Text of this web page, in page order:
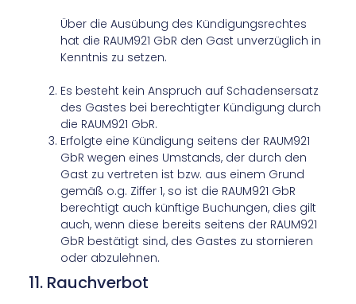
Über die Ausübung des Kündigungsrechtes
hat die RAUM921 GbR den Gast unverzüglich in
Kenntnis zu setzen.
Es besteht kein Anspruch auf Schadensersatz
des Gastes bei berechtigter Kündigung durch
die RAUM921 GbR.
Erfolgte eine Kündigung seitens der RAUM921
GbR wegen eines Umstands, der durch den
Gast zu vertreten ist bzw. aus einem Grund
gemäß o.g. Ziffer 1, so ist die RAUM921 GbR
berechtigt auch künftige Buchungen, dies gilt
auch, wenn diese bereits seitens der RAUM921
GbR bestätigt sind, des Gastes zu stornieren
oder abzulehnen.
11. Rauchverbot